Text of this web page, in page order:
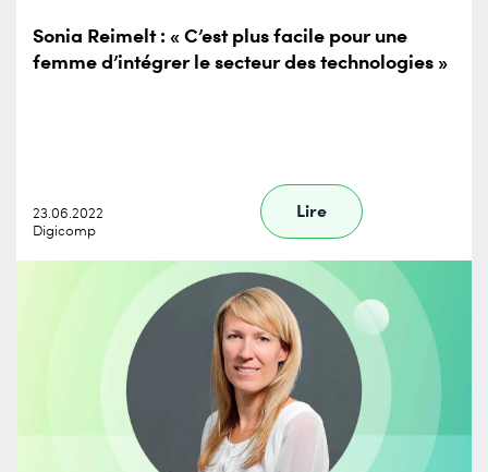
Sonia Reimelt : « C’est plus facile pour une
femme d’intégrer le secteur des technologies »
23.06.2022
Digicomp
Lire